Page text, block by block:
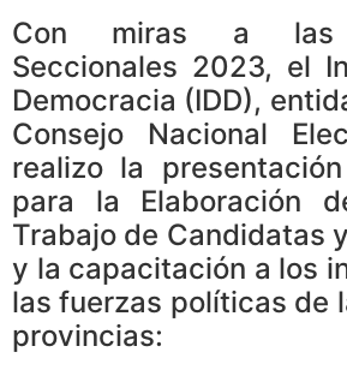
Con miras a las
Seccionales 2023, el
Democracia (IDD),
Consejo Nacional
realizo la
para la Elaboración
Trabajo de Candidatas
y la capacitación a los
las fuerzas políticas de
provincias: